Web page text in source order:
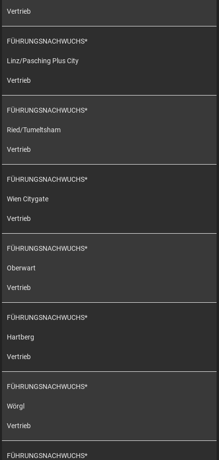
Vertrieb
FÜHRUNGSNACHWUCHS*
Linz/Pasching Plus City
Vertrieb
FÜHRUNGSNACHWUCHS*
Ried/Tumeltsham
Vertrieb
FÜHRUNGSNACHWUCHS*
Wien Citygate
Vertrieb
FÜHRUNGSNACHWUCHS*
Oberwart
Vertrieb
FÜHRUNGSNACHWUCHS*
Hartberg
Vertrieb
FÜHRUNGSNACHWUCHS*
Wörgl
Vertrieb
FÜHRUNGSNACHWUCHS*